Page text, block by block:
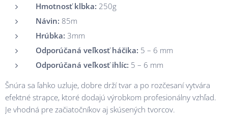
Hmotnosť klbka: 250g
Návin: 85m
Hrúbka: 3mm
Odporúčaná veľkosť háčika: 5 – 6 mm
Odporúčaná veľkosť ihlíc: 5 – 6 mm
Šnúra sa ľahko uzluje, dobre drží tvar a po rozčesaní vytvára
efektné strapce, ktoré dodajú výrobkom profesionálny vzhľad.
Je vhodná pre začiatočníkov aj skúsených tvorcov.